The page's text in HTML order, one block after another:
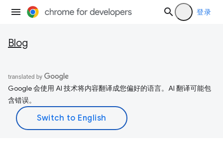
登录
Blog
Google 会使用 AI 技术将内容翻译成您偏好的语言。AI 翻译可能包
含错误。